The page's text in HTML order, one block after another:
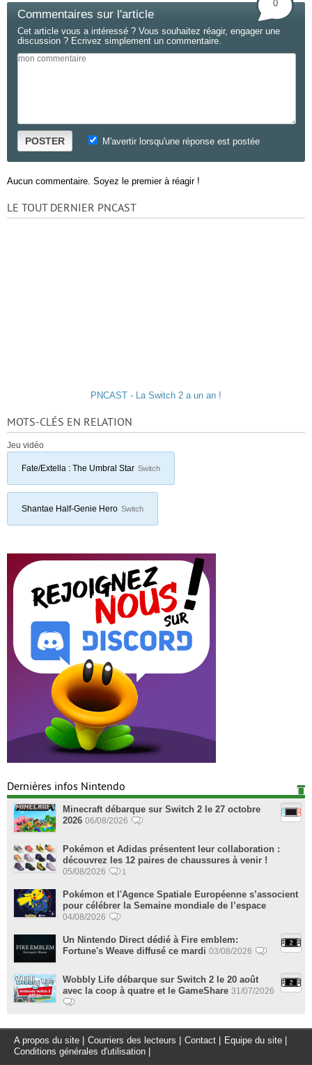
Commentaires sur l'article
0
Cet article vous a intéressé ? Vous souhaitez réagir, engager une
discussion ? Ecrivez simplement un commentaire.
POSTER M'avertir lorsqu'une réponse est postée
Aucun commentaire. Soyez le premier à réagir !
LE TOUT DERNIER PNCAST
PNCAST - La Switch 2 a un an !
MOTS-CLÉS EN RELATION
Jeu vidéo
Fate/Extella : The Umbral Star Switch
Shantae Half-Genie Hero Switch
Dernières infos Nintendo
Minecraft débarque sur Switch 2 le 27 octobre
2026 06/08/2026
Pokémon et Adidas présentent leur collaboration :
découvrez les 12 paires de chaussures à venir !
05/08/2026 1
Pokémon et l'Agence Spatiale Européenne s’associent
pour célébrer la Semaine mondiale de l’espace
04/08/2026
Un Nintendo Direct dédié à Fire emblem:
Fortune's Weave diffusé ce mardi 03/08/2026
Wobbly Life débarque sur Switch 2 le 20 août
avec la coop à quatre et le GameShare 31/07/2026
A propos du site Courriers des lecteurs Contact Equipe du site
Conditions générales d'utilisation